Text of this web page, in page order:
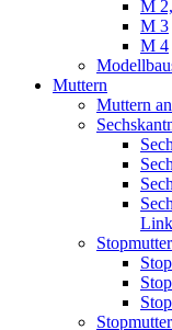
M
M 3
M 4
Muttern
Muttern